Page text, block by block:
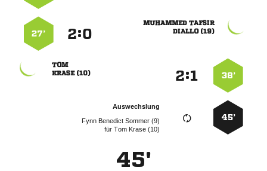
 
 
:
27’
38’
:

 
45’
Auswechslung
   
für  
45'